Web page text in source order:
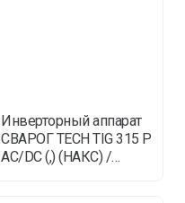
Инверторный аппарат
СВАРОГ TECH TIG 315 P
AC/DC (,) (НАКС) /